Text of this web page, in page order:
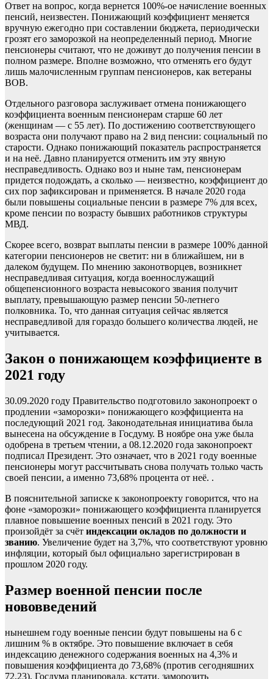
Ответ на вопрос, когда вернется 100%-ое начисление военных
пенсий, неизвестен. Понижающий коэффициент меняется
вручную ежегодно при составлении бюджета, периодически
грозят его заморозкой на неопределенный период. Многие
пенсионеры считают, что не доживут до получения пенсии в
полном размере. Вполне возможно, что отменять его будут
лишь малочисленным группам пенсионеров, как ветераны
ВОВ.
Отдельного разговора заслуживает отмена понижающего
коэффициента военным пенсионерам старше 60 лет
(женщинам — с 55 лет). По достижению соответствующего
возраста они получают право на 2 вид пенсии: социальный по
старости. Однако понижающий показатель распространяется
и на неё. Давно планируется отменить им эту явную
несправедливость. Однако воз и ныне там, пенсионерам
придется подождать, а сколько — неизвестно, коэффициент до
сих пор зафиксирован и применяется. В начале 2020 года
были повышены социальные пенсии в размере 7% для всех,
кроме пенсии по возрасту бывших работников структуры
МВД.
Скорее всего, возврат выплаты пенсии в размере 100% данной
категории пенсионеров не светит: ни в ближайшем, ни в
далеком будущем. По мнению законотворцев, возникнет
несправедливая ситуация, когда военнослужащий
общепенсионного возраста невысокого звания получит
выплату, превышающую размер пенсии 50-летнего
полковника. То, что данная ситуация сейчас является
несправедливой для гораздо большего количества людей, не
учитывается.
Закон о понижающем коэффициенте в
2021 году
30.09.2020 году Правительство подготовило законопроект о
продлении «заморозки» понижающего коэффициента на
последующий 2021 год. Законодательная инициатива была
вынесена на обсуждение в Госдуму. В ноябре она уже была
одобрена в третьем чтении, а 08.12.2020 года законопроект
подписал Президент. Это означает, что в 2021 году военные
пенсионеры могут рассчитывать снова получать только часть
своей пенсии, а именно 73,68% процента от неё. .
В пояснительной записке к законопроекту говорится, что на
фоне «заморозки» понижающего коэффициента планируется
плавное повышение военных пенсий в 2021 году. Это
произойдёт за счёт индексации окладов по должности и
званию. Увеличение будет на 3,7%, что соответствуют уровню
инфляции, который был официально зарегистрирован в
прошлом 2020 году.
Размер военной пенсии после
нововведений
нынешнем году военные пенсии будут повышены на 6 с
лишним % в октябре. Это повышение включает в себя
индексацию денежного содержания военных на 4,3% и
повышения коэффициента до 73,68% (против сегодняшних
72,23). Госдума планировала, кстати, заморозить